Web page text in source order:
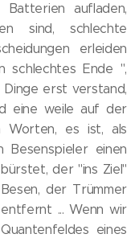
aufladen,
sind, schlechte
erleiden
schlechtes Ende ",
erst verstand,
eine weile auf der
Worten, es ist, als
Besenspieler einen
der "ins Ziel"
der Trümmer
... Wenn wir
eines